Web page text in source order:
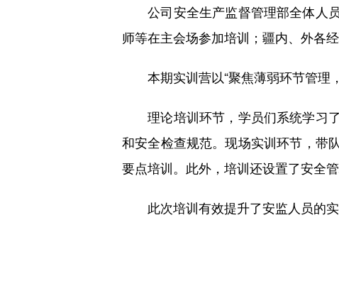
公司安全生产监督管理部全体人员
师等在主会场参加培训；疆内、外各
本期实训营以“聚焦薄弱环节管理，
理论培训环节，学员们系统学习了
和安全检查规范。现场实训环节，带
要点培训。此外，培训还设置了安全
此次培训有效提升了安监人员的实